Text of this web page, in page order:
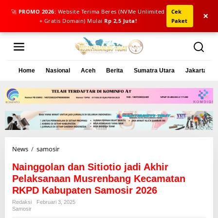
🚀 PROMO 2026: Website Terima Beres (NVMe Unlimited
+ Gratis Domain) Mulai Rp 2,5 Juta!
Cek
Paket
×
L
Home Nasional Aceh Berita Sumatra Utara Jakarta
News / samosir
i
n
g
o
Nainggolan dan Sitiotio jadi Akhir
Pelaksanaan Musrenbang Kecamatan
RKPD Kabupaten Samosir 2026
Redaksi
Februari 3, 2025
Samosir